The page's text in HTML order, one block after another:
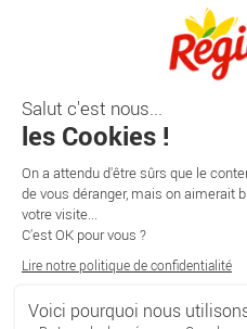
France Lait - Nutrition
Information
 Régilait
102 RD 906
ST-MARTIN-BELLE ROCHE -
71009 MÂCON CEDEX